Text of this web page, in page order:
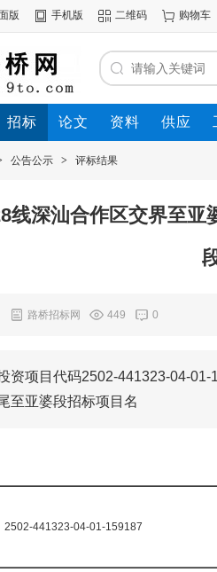
版 手机版 二维码 购物车
招标 论文 资料 供应
公告公示 > 评标结果
线深汕合作区交界至
路桥招标网 449 0
资项目代码2502-441323-04-
至亚婆段招标项目名
2502-441323-04-01-159187